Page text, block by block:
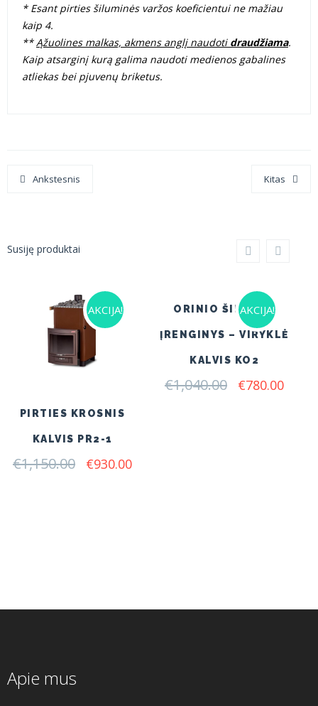
* Esant pirties šiluminės varžos koeficientui ne mažiau
kaip 4.
**Ąžuolines malkas, akmens anglį naudoti draudžiama.
Kaip atsarginįkurą galima naudoti medienos gabalines
atliekas bei pjuvenų briketus.
Ankstesnis Kitas
Susiję produktai
AKCIJA!
PIRTIES KROSNIS
KALVIS PR2-1
€1,150.00 Original
€930.00Current
AKCIJA!
ORINIO ŠILDYMO
ĮRENGINYS – VIRYKLĖ
KALVIS KO2
€1,040.00 Original
€780.00
Apie mus